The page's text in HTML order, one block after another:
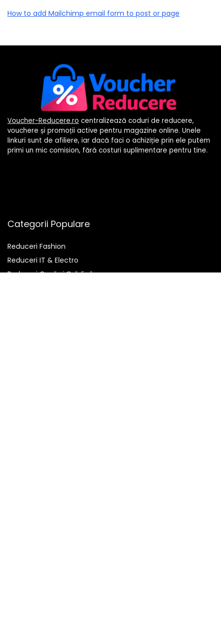
How to add Mailchimp email form to post or page
Voucher-Reducere.ro centralizează coduri de reducere,
vouchere și promoții active pentru magazine online. Unele
linkuri sunt de afiliere, iar dacă faci o achiziție prin ele putem
primi un mic comision, fără costuri suplimentare pentru tine.
Categorii Populare
Reduceri Fashion
Reduceri IT & Electro
Reduceri Casă și Grădină